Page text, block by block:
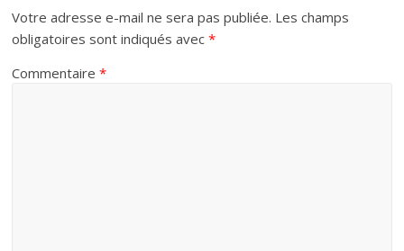
Votre adresse e-mail ne sera pas publiée. Les champs
obligatoires sont indiqués avec*
Commentaire*